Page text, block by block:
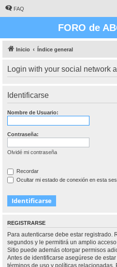
FAQ
FORO de
Inicio Índice general
Login with your social network
Identificarse
Nombre de Usuario:
Contraseña:
Olvidé mi contraseña
Recordar
Ocultar mi estado de conexión en esta
REGISTRARSE
Para autenticarse debe estar registrado.
segundos y le permitirá un amplio
Sitio puede además otorgar permisos
Antes de identificarse asegúrese de
términos de uso y políticas relacionadas.